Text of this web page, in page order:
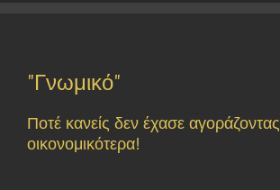
"Γνωμικό"
Ποτέ κανείς δεν έχασε αγοράζοντας
οικονομικότερα!